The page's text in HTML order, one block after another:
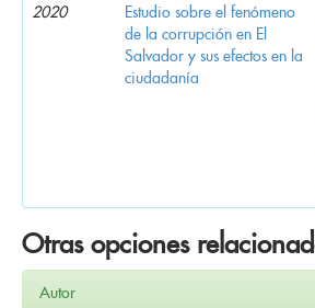
2020
Estudio sobre el fenómeno
de la corrupción en El
Salvador y sus efectos en la
ciudadanía
Otras opciones
Autor